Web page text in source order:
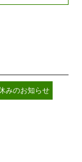
みのお知らせ